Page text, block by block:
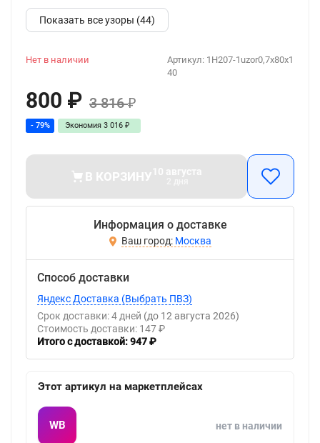
Показать все узоры (44)
Артикул: 1H207-1uzor0,7x80x1
40
Нет в наличии
800 ₽ 3 816₽
- 79% Экономия 3 016 ₽
В КОРЗИНУ10 августа
Информация о доставке
Москва
Способ доставки
Яндекс Доставка (Выбрать ПВЗ)
Срок доставки: 4 дней (до 12 августа 2026)
Стоимость доставки: 147 ₽
Итого с доставкой: 947 ₽
Этот артикул на маркетплейсах
WB нет в наличии